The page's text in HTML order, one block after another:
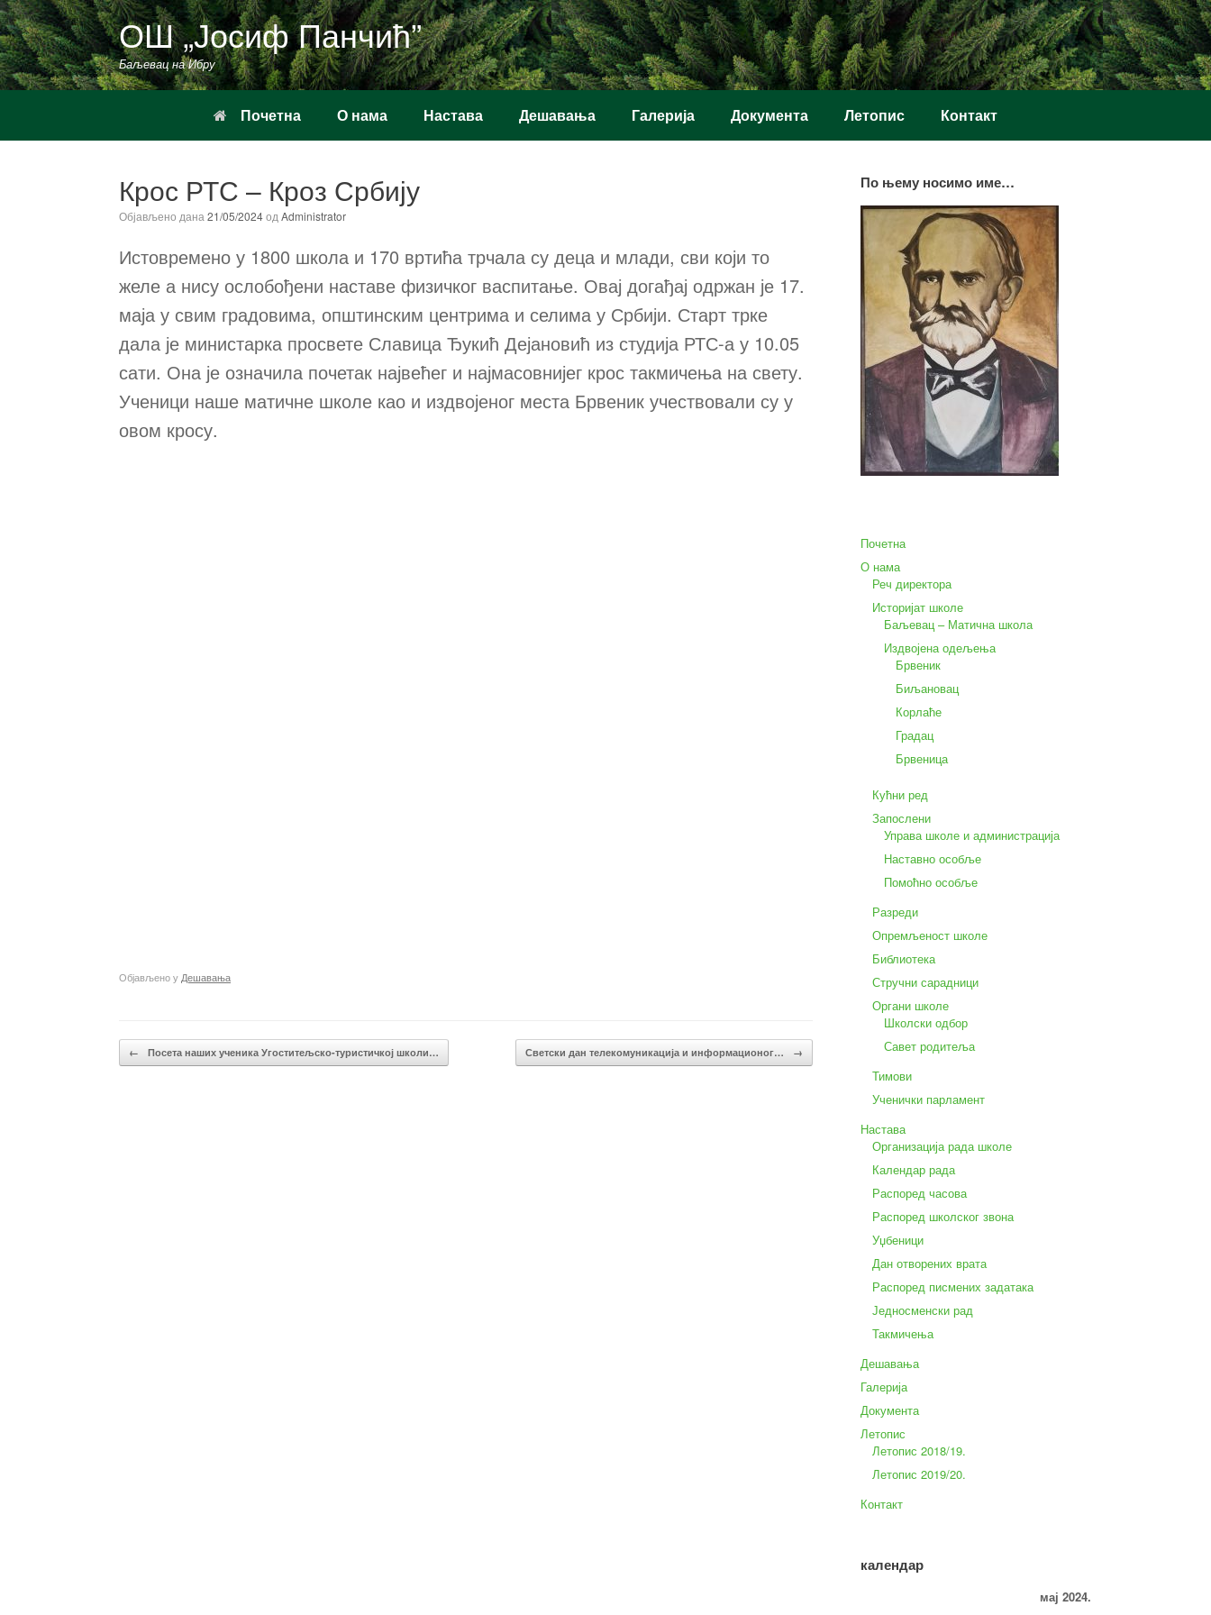
Пређи
на
садржај
ОШ „Јосиф Панчић”
Баљевац на Ибру
Почетна О нама Настава Дешавања Галерија Документа Летопис Контакт
Крос РТС – Кроз Србију
Објављено дана 21/05/2024од Administrator
Истовремено у 1800 школа и 170 вртића трчала су деца и млади, сви који то
желе а нису ослобођени наставе физичког васпитање. Овај догађај одржан је 17.
маја у свим градовима, општинским центрима и селима у Србији. Старт трке
дала је министарка просвете Славица Ђукић Дејановић из студија РТС-а у 10.05
сати. Она је означила почетак највећег и најмасовнијег крос такмичења на свету.
Ученици наше матичне школе као и издвојеног места Брвеник учествовали су у
овом кросу.
Објављено у Дешавања
Кретање чланака
← Посета наших ученика Угоститељско-туристичкој школи… Светски дан телекомуникација и информационог… →
По њему носимо име…
Почетна
О нама
Реч директора
Историјат школе
Баљевац – Матична школа
Издвојена одељења
Брвеник
Биљановац
Корлаће
Градац
Брвеница
Кућни ред
Запослени
Управа школе и администрација
Наставно особље
Помоћно особље
Разреди
Опремљеност школе
Библиотека
Стручни сарадници
Органи школе
Школски одбор
Савет родитеља
Тимови
Ученички парламент
Настава
Организација рада школе
Календар рада
Распоред часова
Распоред школског звона
Уџбеници
Дан отворених врата
Распоред писмених задатака
Једносменски рад
Такмичења
Дешавања
Галерија
Документа
Летопис
Летопис 2018/19.
Летопис 2019/20.
Контакт
календар
мај 2024.